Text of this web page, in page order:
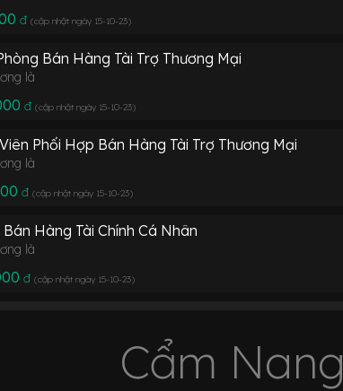
đ (cập nhật ngày 15-10-23)
Bán Hàng Tài Trợ Thương Mại
là
đ (cập nhật ngày 15-10-23)
Phối Hợp Bán Hàng Tài Trợ Thương Mại
là
đ (cập nhật ngày 15-10-23)
Hàng Tài Chính Cá Nhân
là
đ (cập nhật ngày 15-10-23)
Cẩm Nang